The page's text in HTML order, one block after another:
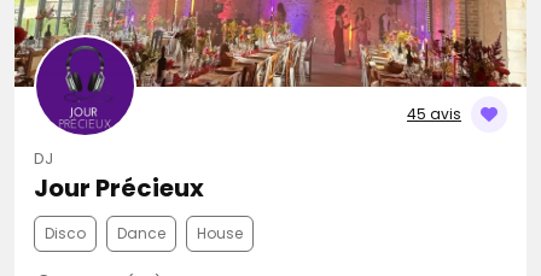
45 avis
DJ
Jour Précieux
Disco Dance House